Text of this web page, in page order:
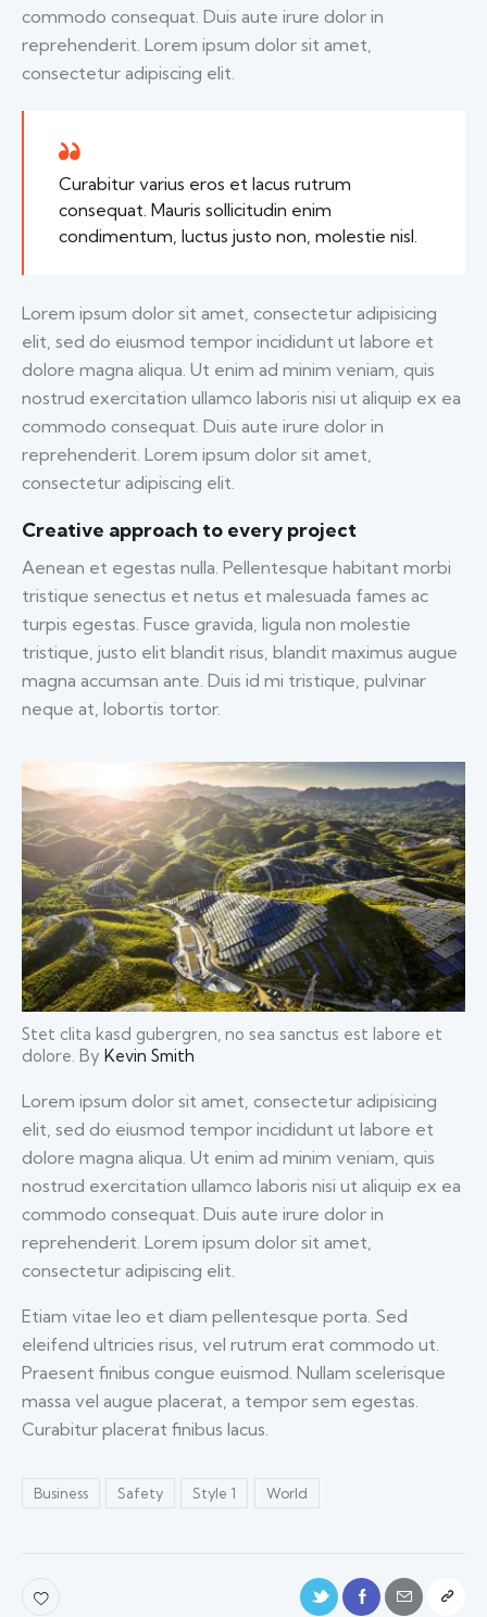
commodo consequat. Duis aute irure dolor in
reprehenderit. Lorem ipsum dolor sit amet,
consectetur adipiscing elit.
Curabitur varius eros et lacus rutrum
consequat. Mauris sollicitudin enim
condimentum, luctus justo non, molestie nisl.
Lorem ipsum dolor sit amet, consectetur adipisicing
elit, sed do eiusmod tempor incididunt ut labore et
dolore magna aliqua. Ut enim ad minim veniam, quis
nostrud exercitation ullamco laboris nisi ut aliquip ex ea
commodo consequat. Duis aute irure dolor in
reprehenderit. Lorem ipsum dolor sit amet,
consectetur adipiscing elit.
Creative approach to every project
Aenean et egestas nulla. Pellentesque habitant morbi
tristique senectus et netus et malesuada fames ac
turpis egestas. Fusce gravida, ligula non molestie
tristique, justo elit blandit risus, blandit maximus augue
magna accumsan ante. Duis id mi tristique, pulvinar
neque at, lobortis tortor.
Stet clita kasd gubergren, no sea sanctus est labore et
dolore. By Kevin Smith
Lorem ipsum dolor sit amet, consectetur adipisicing
elit, sed do eiusmod tempor incididunt ut labore et
dolore magna aliqua. Ut enim ad minim veniam, quis
nostrud exercitation ullamco laboris nisi ut aliquip ex ea
commodo consequat. Duis aute irure dolor in
reprehenderit. Lorem ipsum dolor sit amet,
consectetur adipiscing elit.
Etiam vitae leo et diam pellentesque porta. Sed
eleifend ultricies risus, vel rutrum erat commodo ut.
Praesent finibus congue euismod. Nullam scelerisque
massa vel augue placerat, a tempor sem egestas.
Curabitur placerat finibus lacus.
Business Safety Style 1 World